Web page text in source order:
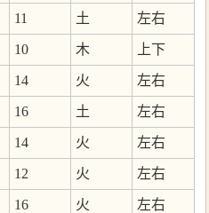
11 土 左右
10 木 上下
14 火 左右
16 土 左右
14 火 左右
12 火 左右
16 火 左右